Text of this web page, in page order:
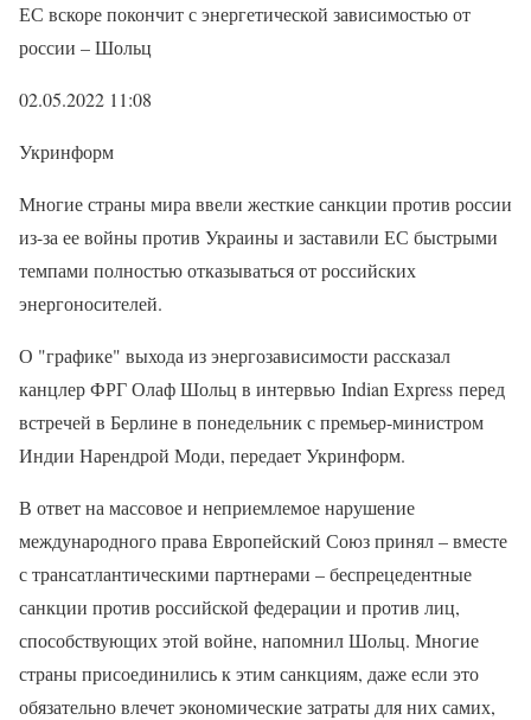
ЕС вскоре покончит с энергетической зависимостью от
россии – Шольц
02.05.2022 11:08
Укринформ
Многие страны мира ввели жесткие санкции против россии
из-за ее войны против Украины и заставили ЕС быстрыми
темпами полностью отказываться от российских
энергоносителей.
О "графике" выхода из энергозависимости рассказал
канцлер ФРГ Олаф Шольц в интервью Indian Express перед
встречей в Берлине в понедельник с премьер-министром
Индии Нарендрой Моди, передает Укринформ.
В ответ на массовое и неприемлемое нарушение
международного права Европейский Союз принял – вместе
с трансатлантическими партнерами – беспрецедентные
санкции против российской федерации и против лиц,
способствующих этой войне, напомнил Шольц. Многие
страны присоединились к этим санкциям, даже если это
обязательно влечет экономические затраты для них самих,